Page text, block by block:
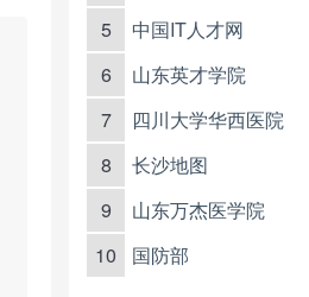
5 中国IT人才网
6 山东英才学院
7 四川大学华西医院
8 长沙地图
9 山东万杰医学院
10 国防部